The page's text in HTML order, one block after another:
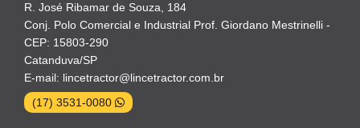
R. José Ribamar de Souza, 184
Conj. Polo Comercial e Industrial Prof. Giordano Mestrinelli -
CEP: 15803-290
Catanduva/SP
E-mail: lincetractor@lincetractor.com.br
(17) 3531-0080